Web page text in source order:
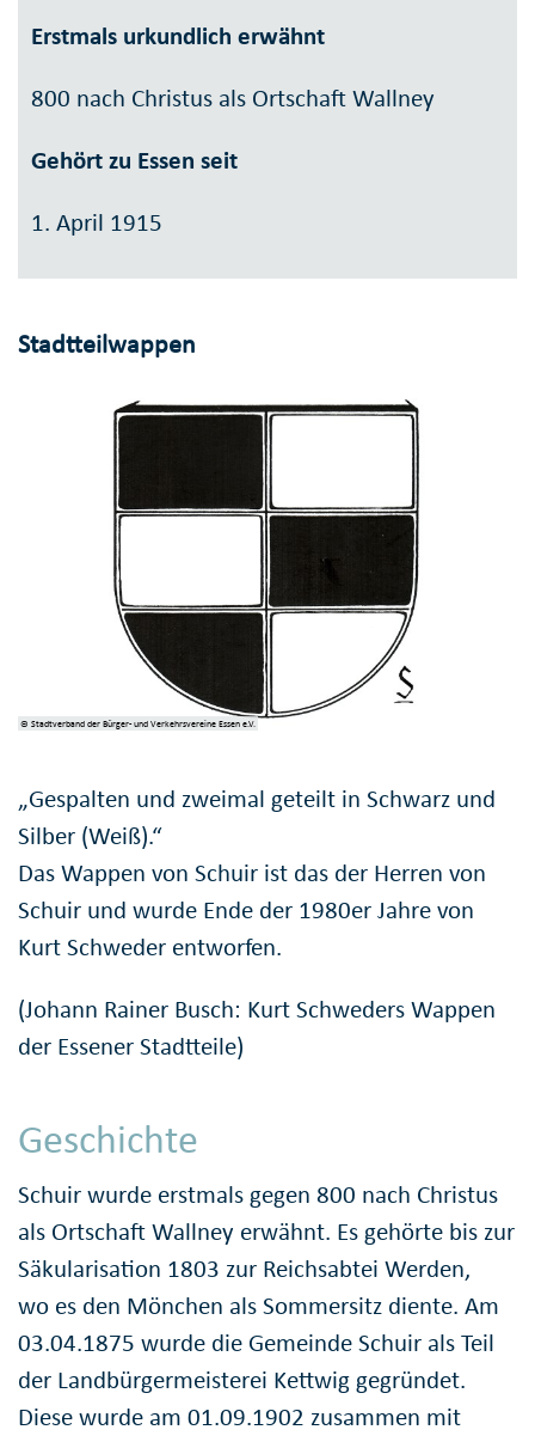
Erstmals urkundlich erwähnt
800 nach Christus als Ortschaft Wallney
Gehört zu Essen seit
1. April 1915
Stadtteilwappen
© Stadtverband der Bürger- und Verkehrsvereine Essen e.V.
„Gespalten und zweimal geteilt in Schwarz und
Silber (Weiß).“
Das Wappen von Schuir ist das der Herren von
Schuir und wurde Ende der 1980er Jahre von
Kurt Schweder entworfen.
(Johann Rainer Busch: Kurt Schweders Wappen
der Essener Stadtteile)
Geschichte
Schuir wurde erstmals gegen 800 nach Christus
als Ortschaft Wallney erwähnt. Es gehörte bis zur
Säkularisation 1803 zur Reichsabtei Werden,
wo es den Mönchen als Sommersitz diente. Am
03.04.1875 wurde die Gemeinde Schuir als Teil
der Landbürgermeisterei Kettwig gegründet.
Diese wurde am 01.09.1902 zusammen mit